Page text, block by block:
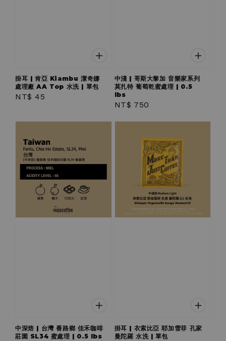
掛耳 | 肯亞 Kiambu 潔奇娜
處理廠 AA Top 水洗 | 單包
Regular
NT$ 45
中淺 | 哥斯大黎加 音樂家系列
莫扎特 葡萄乾蜜處理 | 0.5
lbs
Regular
NT$ 750
中深焙 | 台灣 番路鄉 佳禾咖啡
莊園 SL34 蜜處理 | 0.5 lbs
掛耳 | 衣索比亞 耶加雪菲 孔家
曼陀羅 水洗 | 單包